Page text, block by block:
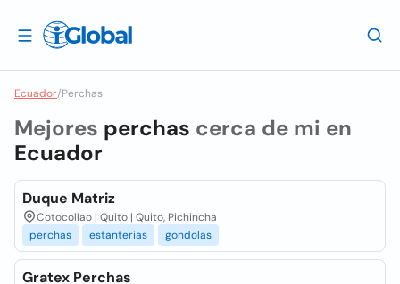
Ecuador/Perchas
Mejores perchas cerca de mi en
Ecuador
Duque Matriz
Cotocollao | Quito | Quito, Pichincha
perchas
estanterias gondolas
Gratex Perchas